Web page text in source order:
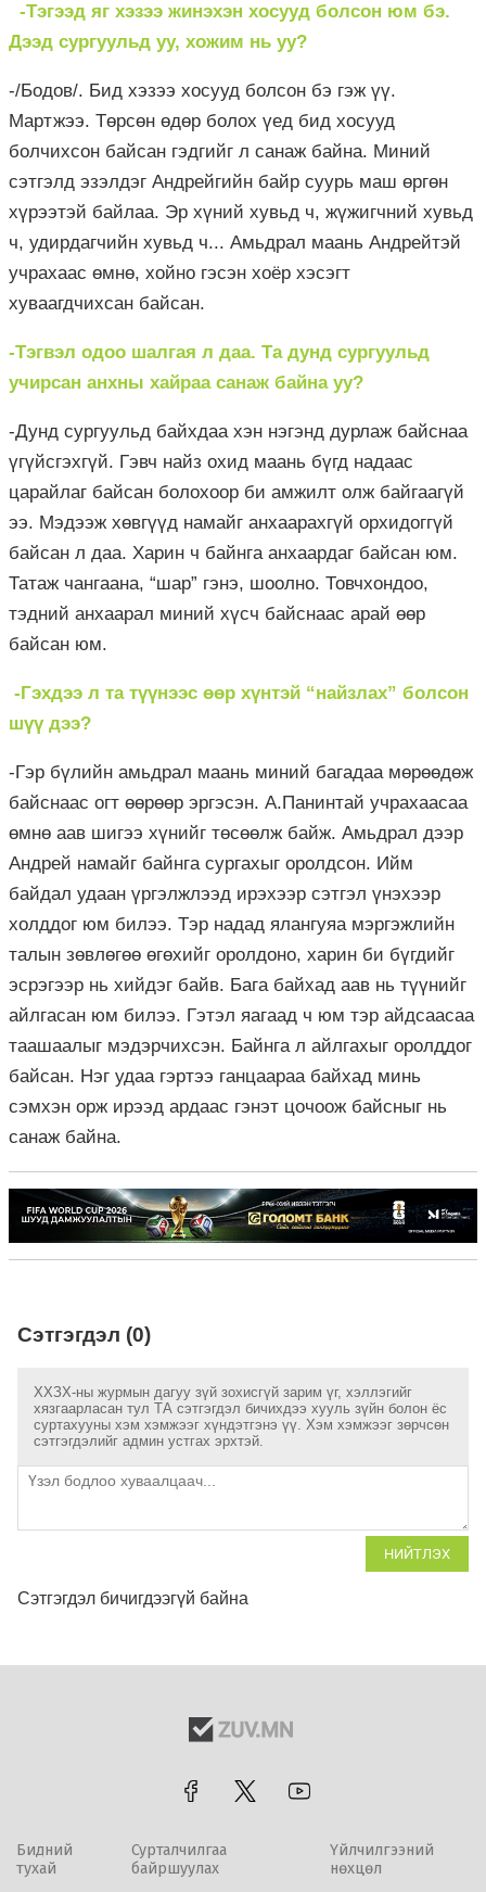
-Тэгээд яг хэзээ жинэхэн хосууд болсон юм бэ.
Дээд сургуульд уу, хожим нь уу?
-/Бодов/. Бид хэзээ хосууд болсон бэ гэж үү.
Мартжээ. Төрсөн өдөр болох үед бид хосууд
болчихсон байсан гэдгийг л санаж байна. Миний
сэтгэлд эзэлдэг Андрейгийн байр суурь маш өргөн
хүрээтэй байлаа. Эр хүний хувьд ч, жүжигчний хувьд
ч, удирдагчийн хувьд ч... Амьдрал маань Андрейтэй
учрахаас өмнө, хойно гэсэн хоёр хэсэгт
хуваагдчихсан байсан.
-Тэгвэл одоо шалгая л даа. Та дунд сургуульд
учирсан анхны хайраа санаж байна уу?
-Дунд сургуульд байхдаа хэн нэгэнд дурлаж байснаа
үгүйсгэхгүй. Гэвч найз охид маань бүгд надаас
царайлаг байсан болохоор би амжилт олж байгаагүй
ээ. Мэдээж хөвгүүд намайг анхаарахгүй орхидоггүй
байсан л даа. Харин ч байнга анхаардаг байсан юм.
Татаж чангаана, “шар” гэнэ, шоолно. Товчхондоо,
тэдний анхаарал миний хүсч байснаас арай өөр
байсан юм.
-Гэхдээ л та түүнээс өөр хүнтэй “найзлах” болсон
шүү дээ?
-Гэр бүлийн амьдрал маань миний багадаа мөрөөдөж
байснаас огт өөрөөр эргэсэн. А.Панинтай учрахаасаа
өмнө аав шигээ хүнийг төсөөлж байж. Амьдрал дээр
Андрей намайг байнга сургахыг оролдсон. Ийм
байдал удаан үргэлжлээд ирэхээр сэтгэл үнэхээр
холддог юм билээ. Тэр надад ялангуяа мэргэжлийн
талын зөвлөгөө өгөхийг оролдоно, харин би бүгдийг
эсрэгээр нь хийдэг байв. Бага байхад аав нь түүнийг
айлгасан юм билээ. Гэтэл яагаад ч юм тэр айдсаасаа
таашаалыг мэдэрчихсэн. Байнга л айлгахыг оролддог
байсан. Нэг удаа гэртээ ганцаараа байхад минь
сэмхэн орж ирээд ардаас гэнэт цочоож байсныг нь
санаж байна.
Сэтгэгдэл (0)
ХХЗХ-ны журмын дагуу зүй зохисгүй зарим үг, хэллэгийг
хязгаарласан тул ТА сэтгэгдэл бичихдээ хууль зүйн болон ёс
суртахууны хэм хэмжээг хүндэтгэнэ үү. Хэм хэмжээг зөрчсөн
сэтгэгдэлийг админ устгах эрхтэй.
НИЙТЛЭХ
Сэтгэгдэл бичигдээгүй байна
Бидний
тухай
Сурталчилгаа
байршуулах
Үйлчилгээний
нөхцөл